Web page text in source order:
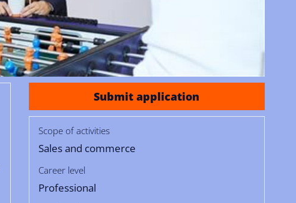
Submit application
Scope of activities
Sales and commerce
Career level
Professional